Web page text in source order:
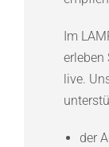
Im
erleben
live.
der